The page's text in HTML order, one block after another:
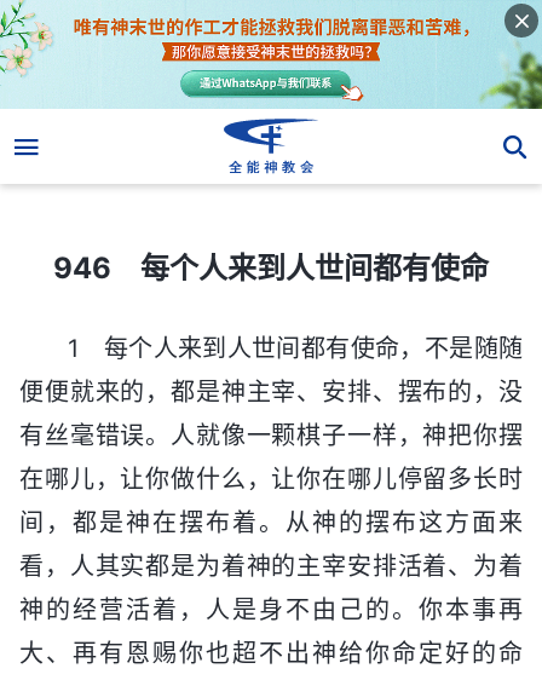
946 每个人来到人世间都有使命
946 每个人来到人世间都有使命
1 每个人来到人世间都有使命，不是随随
便便就来的，都是神主宰、安排、摆布的，没
有丝毫错误。人就像一颗棋子一样，神把你摆
在哪儿，让你做什么，让你在哪儿停留多长时
间，都是神在摆布着。从神的摆布这方面来
看，人其实都是为着神的主宰安排活着、为着
神的经营活着，人是身不由己的。你本事再
大、再有恩赐你也超不出神给你命定好的命